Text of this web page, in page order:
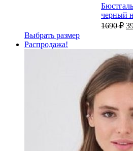
черный
1690₽
Выбрать размер
Распродажа!